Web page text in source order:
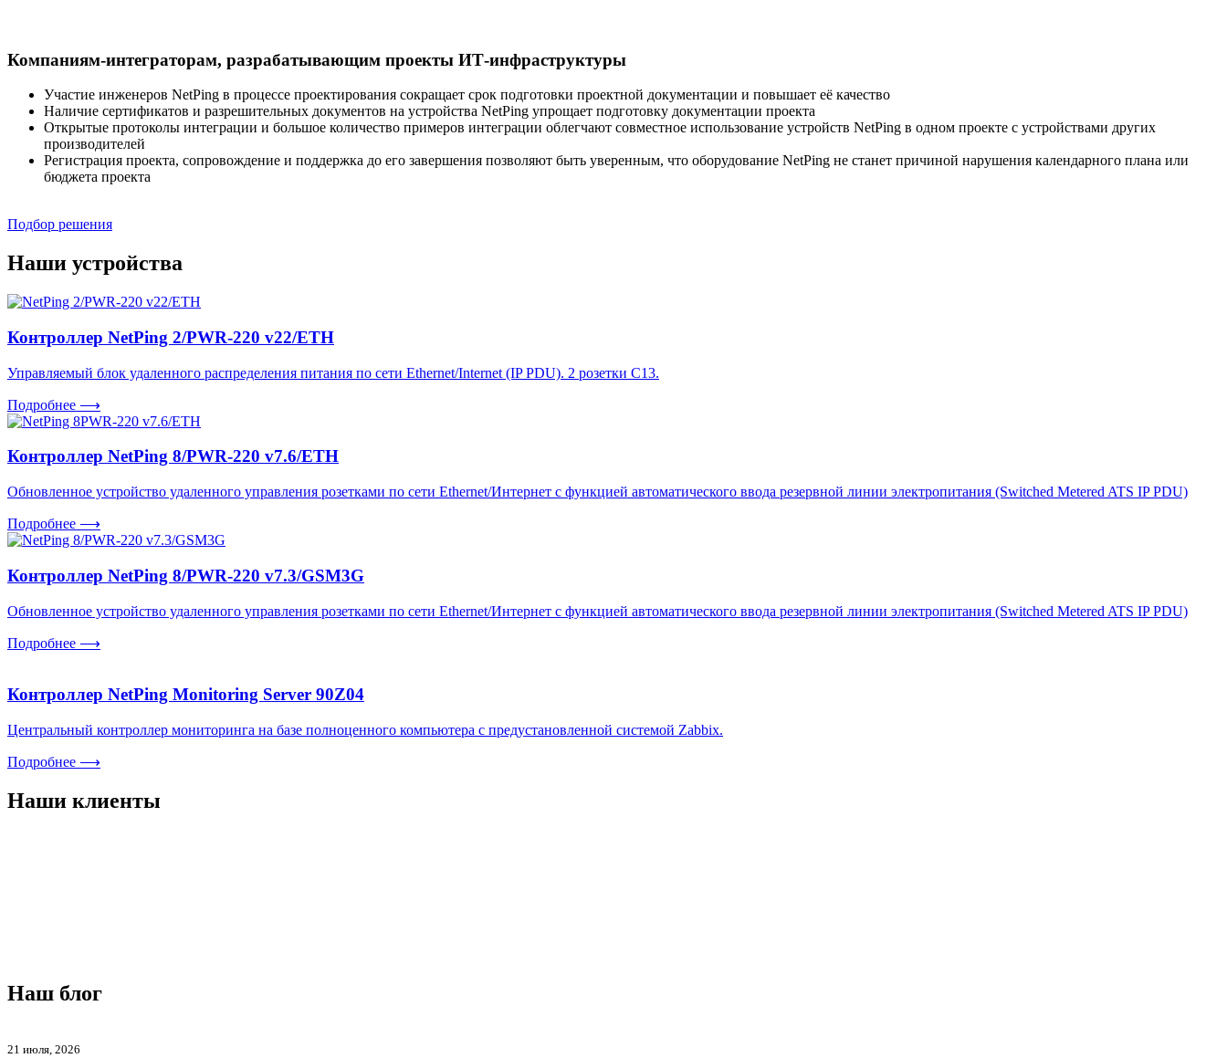
Компаниям-интеграторам, разрабатывающим проекты ИТ-инфраструктуры
Участие инженеров NetPing в процессе проектирования сокращает срок подготовки проектной документации и повышает её качество
Наличие сертификатов и разрешительных документов на устройства NetPing упрощает подготовку документации проекта
Открытые протоколы интеграции и большое количество примеров интеграции облегчают совместное использование устройств NetPing в одном проекте с устройствами других
производителей
Регистрация проекта, сопровождение и поддержка до его завершения позволяют быть уверенным, что оборудование NetPing не станет причиной нарушения календарного плана или
бюджета проекта
Подбор решения
Наши устройства
Контроллер NetPing 2/PWR-220 v22/ETH
Управляемый блок удаленного распределения питания по сети Ethernet/Internet (IP PDU). 2 розетки C13.
Подробнее ⟶
Контроллер NetPing 8/PWR-220 v7.6/ETH
Обновленное устройство удаленного управления розетками по сети Ethernet/Интернет с функцией автоматического ввода резервной линии электропитания (Switched Metered ATS IP PDU)
Подробнее ⟶
Контроллер NetPing 8/PWR-220 v7.3/GSM3G
Обновленное устройство удаленного управления розетками по сети Ethernet/Интернет с функцией автоматического ввода резервной линии электропитания (Switched Metered ATS IP PDU)
Подробнее ⟶
Контроллер NetPing Monitoring Server 90Z04
Центральный контроллер мониторинга на базе полноценного компьютера с предустановленной системой Zabbix.
Подробнее ⟶
Наши клиенты
Наш блог
21 июля, 2026